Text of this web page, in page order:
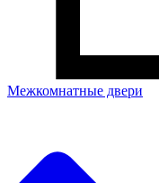
Межкомнатные двери